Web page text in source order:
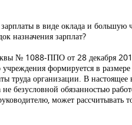
в виде оклада и
назначения зарплат?
№ 1088-ППО от 28 декабря
формируется в
труда организации. В
обязанностью
может рассчитывать